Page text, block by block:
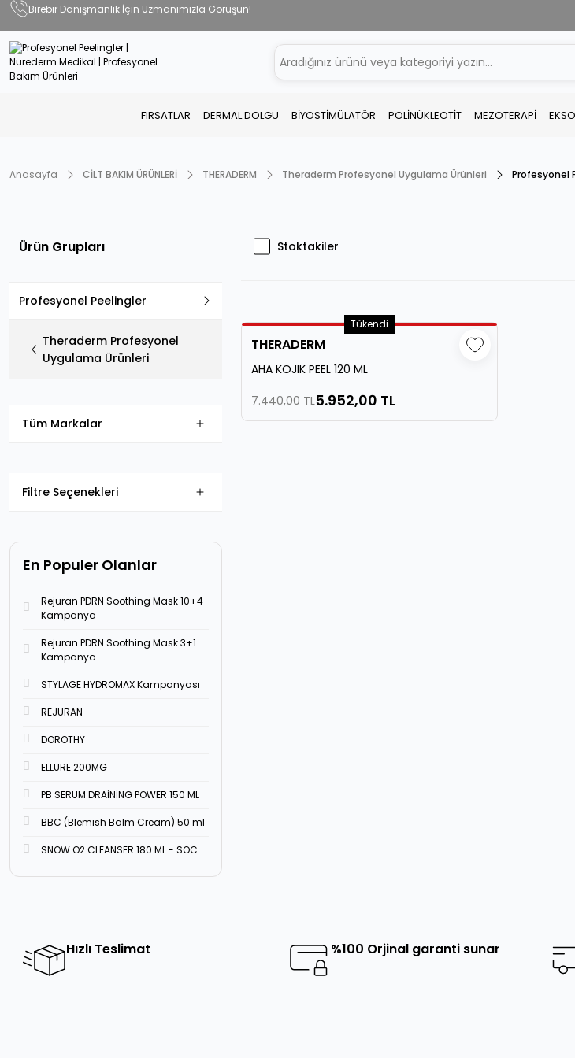
Birebir Danışmanlık İçin Uzmanımızla Görüşün!
FIRSATLAR DERMAL DOLGU BİYOSTİMÜLATÖR POLİNÜKLEOTİT MEZOTERAPİ
Anasayfa CİLT BAKIM ÜRÜNLERİ THERADERM Theraderm Profesyonel Uygulama Ürünleri Profesyonel
Ürün Grupları
Profesyonel Peelingler
Theraderm Profesyonel
Uygulama Ürünleri
Tüm Markalar
Filtre Seçenekleri
En Populer Olanlar
Rejuran PDRN Soothing Mask 10+4
Kampanya
Rejuran PDRN Soothing Mask 3+1
Kampanya
STYLAGE HYDROMAX Kampanyası
REJURAN
DOROTHY
ELLURE 200MG
PB SERUM DRAİNİNG POWER 150 ML
BBC (Blemish Balm Cream) 50 ml
SNOW O2 CLEANSER 180 ML - SOC
Stoktakiler
Tükendi
THERADERM
AHA KOJIK PEEL 120 ML
7.440,00 TL5.952,00 TL
Hızlı Teslimat %100 Orjinal garanti sunar